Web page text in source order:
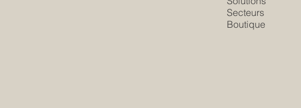
Secteurs
Boutique